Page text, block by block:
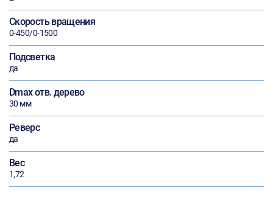
Скорость вращения
0-450/0-1500
Подсветка
да
Dmax отв. дерево
30 мм
Реверс
да
Вес
1,72